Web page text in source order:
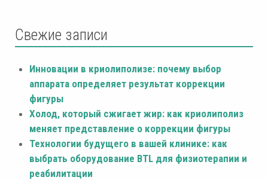
Свежие записи
Инновации в криолиполизе: почему выбор
аппарата определяет результат коррекции
фигуры
Холод, который сжигает жир: как криолиполиз
меняет представление о коррекции фигуры
Технологии будущего в вашей клинике: как
выбрать оборудование BTL для физиотерапии и
реабилитации